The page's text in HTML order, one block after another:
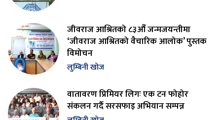
जीवराज आश्रितको ८३औँ जन्मजयन्तीमा
‘जीवराज आश्रितको वैचारिक आलोक’ पुस्तक
विमोचन
लुम्बिनी खोज
वातावरण प्रिमियर लिगः एक टन फोहोर
संकलन गर्दै सरसफाइ अभियान सम्पन्न